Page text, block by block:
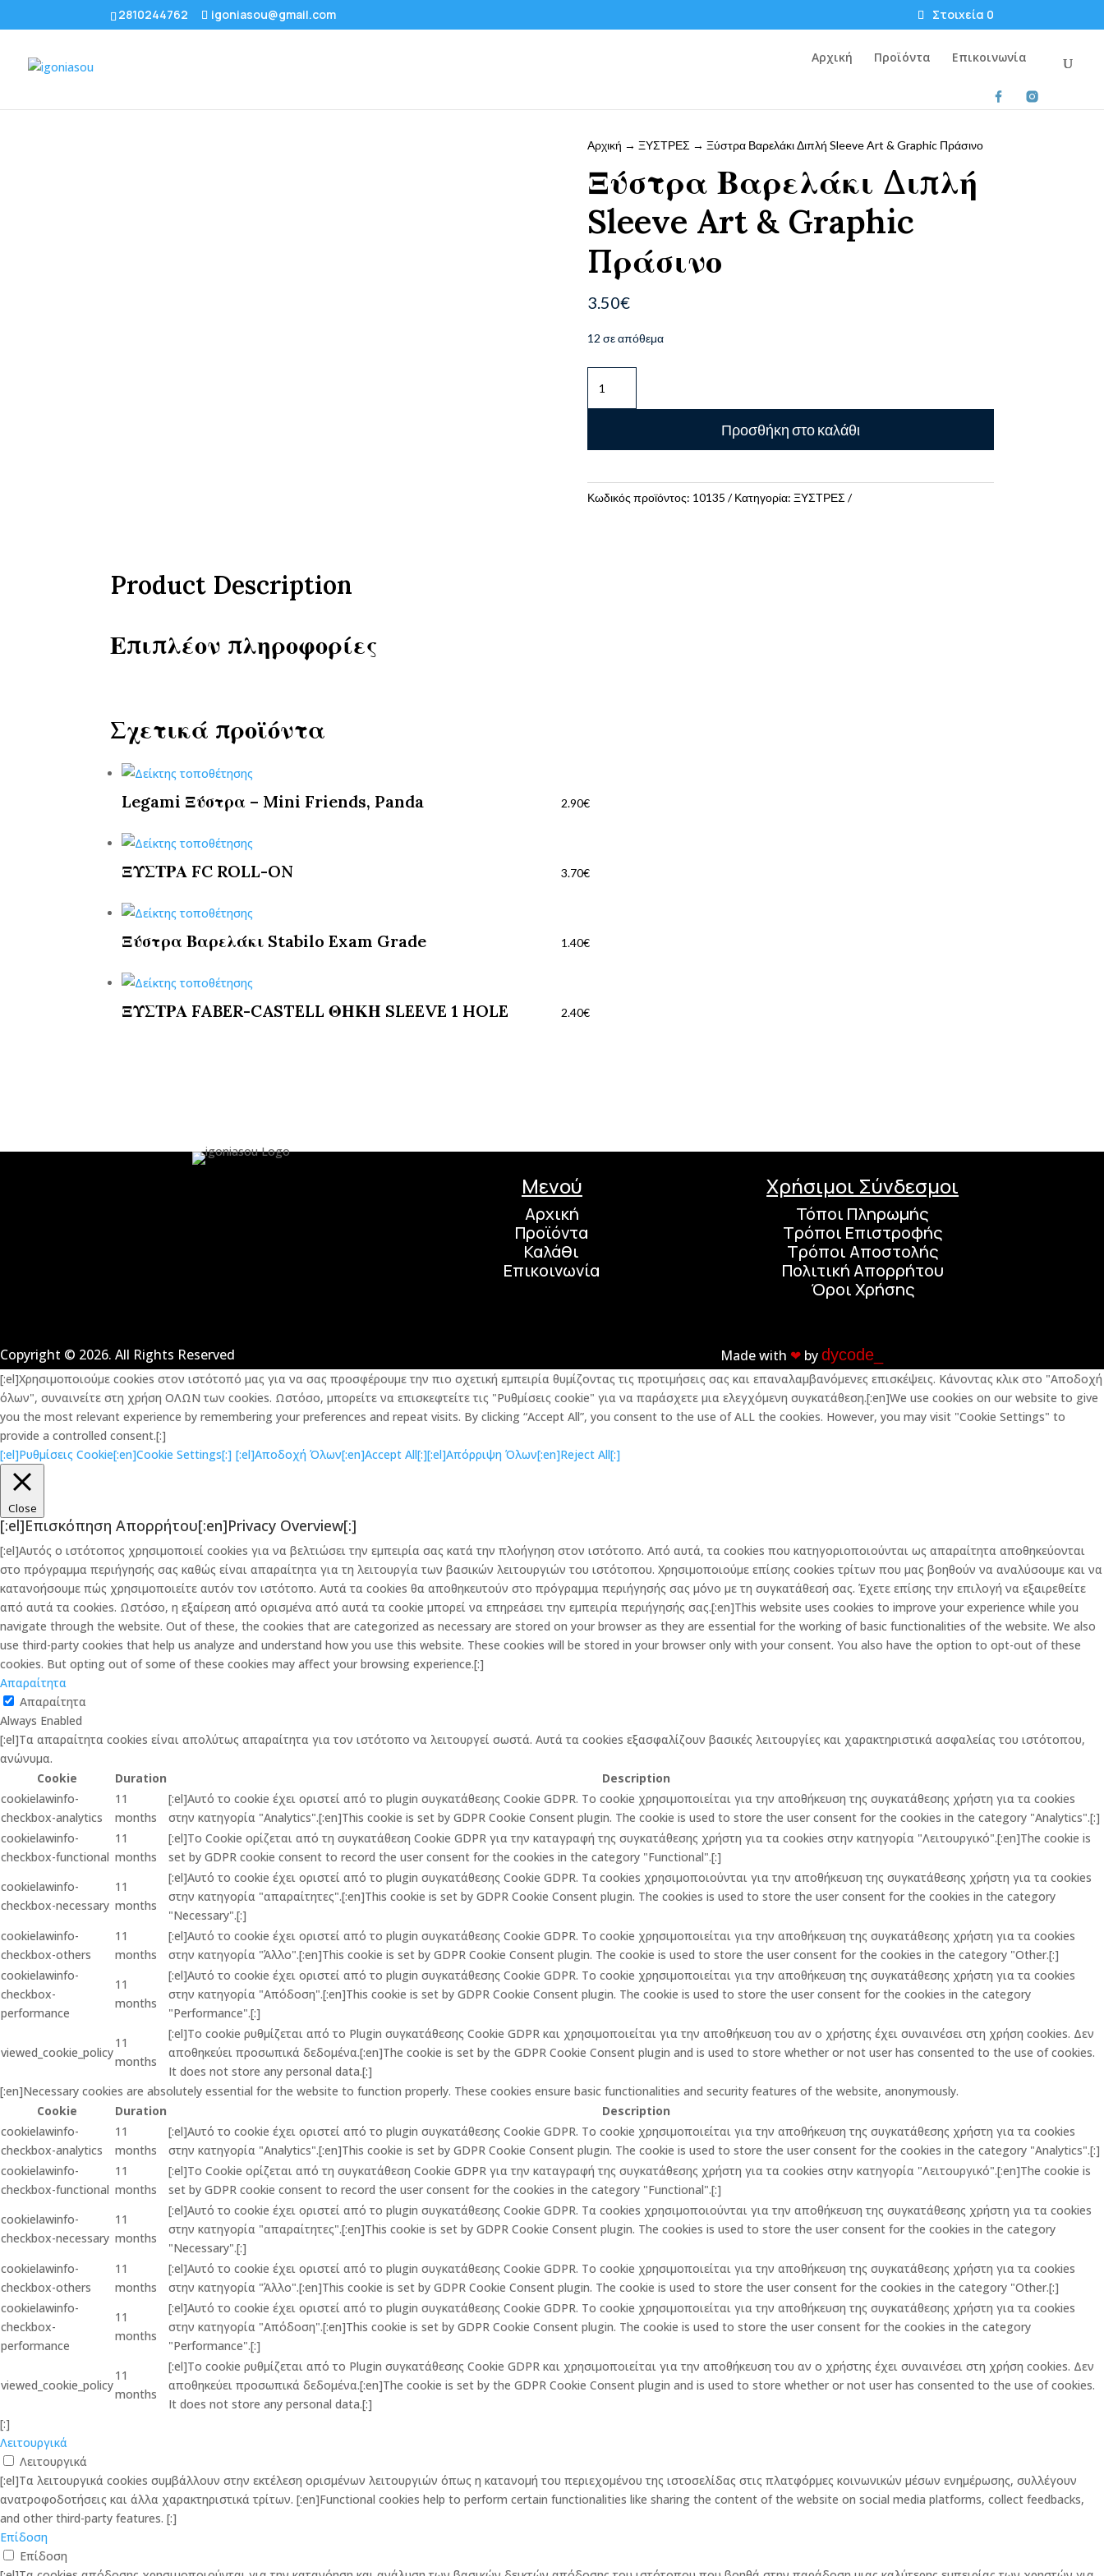
2810244762 igoniasou@gmail.com Στοιχεία 0
Αρχική Προϊόντα Επικοινωνία
Αρχική → ΞΥΣΤΡΕΣ → Ξύστρα Βαρελάκι Διπλή Sleeve Art & Graphic Πράσινο
Ξύστρα Βαρελάκι Διπλή
Sleeve Art & Graphic
Πράσινο
3.50€
12 σε απόθεμα
Βαρελάκι
Διπλή
Art
Graphic
Πράσινο
Προσθήκη στο καλάθι
Κωδικός προϊόντος: 10135 Κατηγορία: ΞΥΣΤΡΕΣ
Product Description
Επιπλέον πληροφορίες
Σχετικά προϊόντα
Legami Ξύστρα – Mini Friends, Panda 2.90€
ΞΥΣΤΡΑ FC ROLL-ON 3.70€
Ξύστρα Βαρελάκι Stabilo Exam Grade 1.40€
ΞΥΣΤΡΑ FABER-CASTELL ΘΗΚΗ SLEEVE 1 HOLE 2.40€
Μενού
Αρχική
Προϊόντα
Καλάθι
Επικοινωνία
Χρήσιμοι Σύνδεσμοι
Τόποι Πληρωμής
Τρόποι Επιστροφής
Τρόποι Αποστολής
Πολιτική Απορρήτου
Όροι Χρήσης
Copyright © 2026. All Rights Reserved Made with ❤︎ bydycode_
[:el]Χρησιμοποιούμε cookies στον ιστότοπό μας για να σας προσφέρουμε την πιο σχετική εμπειρία θυμίζοντας τις προτιμήσεις σας και επαναλαμβανόμενες επισκέψεις. Κάνοντας κλικ στο "Αποδοχή
όλων", συναινείτε στη χρήση ΟΛΩΝ των cookies. Ωστόσο, μπορείτε να επισκεφτείτε τις "Ρυθμίσεις cookie" για να παράσχετε μια ελεγχόμενη συγκατάθεση.[:en]We use cookies on our website to give
you the most relevant experience by remembering your preferences and repeat visits. By clicking “Accept All”, you consent to the use of ALL the cookies. However, you may visit "Cookie Settings" to
provide a controlled consent.[:]
[:el]Ρυθμίσεις Cookie[:en]Cookie Settings[:] [:el]Αποδοχή Όλων[:en]Accept All[:][:el]Απόρριψη Όλων[:en]Reject All[:]
Close
[:el]Επισκόπηση Απορρήτου[:en]Privacy Overview[:]
[:el]Αυτός ο ιστότοπος χρησιμοποιεί cookies για να βελτιώσει την εμπειρία σας κατά την πλοήγηση στον ιστότοπο. Από αυτά, τα cookies που κατηγοριοποιούνται ως απαραίτητα αποθηκεύονται
στο πρόγραμμα περιήγησής σας καθώς είναι απαραίτητα για τη λειτουργία των βασικών λειτουργιών του ιστότοπου. Χρησιμοποιούμε επίσης cookies τρίτων που μας βοηθούν να αναλύσουμε και να
κατανοήσουμε πώς χρησιμοποιείτε αυτόν τον ιστότοπο. Αυτά τα cookies θα αποθηκευτούν στο πρόγραμμα περιήγησής σας μόνο με τη συγκατάθεσή σας. Έχετε επίσης την επιλογή να εξαιρεθείτε
από αυτά τα cookies. Ωστόσο, η εξαίρεση από ορισμένα από αυτά τα cookie μπορεί να επηρεάσει την εμπειρία περιήγησής σας.[:en]This website uses cookies to improve your experience while you
navigate through the website. Out of these, the cookies that are categorized as necessary are stored on your browser as they are essential for the working of basic functionalities of the website. We also
use third-party cookies that help us analyze and understand how you use this website. These cookies will be stored in your browser only with your consent. You also have the option to opt-out of these
cookies. But opting out of some of these cookies may affect your browsing experience.[:]
Απαραίτητα
Απαραίτητα
Always Enabled
[:el]Τα απαραίτητα cookies είναι απολύτως απαραίτητα για τον ιστότοπο να λειτουργεί σωστά. Αυτά τα cookies εξασφαλίζουν βασικές λειτουργίες και χαρακτηριστικά ασφαλείας του ιστότοπου,
ανώνυμα.
Cookie
Duration
Description
cookielawinfo-
checkbox-analytics
11
months
[:el]Αυτό το cookie έχει οριστεί από το plugin συγκατάθεσης Cookie GDPR. Το cookie χρησιμοποιείται για την αποθήκευση της συγκατάθεσης χρήστη για τα cookies
στην κατηγορία "Analytics".[:en]This cookie is set by GDPR Cookie Consent plugin. The cookie is used to store the user consent for the cookies in the category "Analytics".[:]
cookielawinfo-
checkbox-functional
11
months
[:el]Το Cookie ορίζεται από τη συγκατάθεση Cookie GDPR για την καταγραφή της συγκατάθεσης χρήστη για τα cookies στην κατηγορία "Λειτουργικό".[:en]The cookie is
set by GDPR cookie consent to record the user consent for the cookies in the category "Functional".[:]
cookielawinfo-
checkbox-necessary
11
months
[:el]Αυτό το cookie έχει οριστεί από το plugin συγκατάθεσης Cookie GDPR. Τα cookies χρησιμοποιούνται για την αποθήκευση της συγκατάθεσης χρήστη για τα cookies
στην κατηγορία "απαραίτητες".[:en]This cookie is set by GDPR Cookie Consent plugin. The cookies is used to store the user consent for the cookies in the category
"Necessary".[:]
cookielawinfo-
checkbox-others
11
months
[:el]Αυτό το cookie έχει οριστεί από το plugin συγκατάθεσης Cookie GDPR. Το cookie χρησιμοποιείται για την αποθήκευση της συγκατάθεσης χρήστη για τα cookies
στην κατηγορία "Άλλο".[:en]This cookie is set by GDPR Cookie Consent plugin. The cookie is used to store the user consent for the cookies in the category "Other.[:]
cookielawinfo-
checkbox-
performance
11
months
[:el]Αυτό το cookie έχει οριστεί από το plugin συγκατάθεσης Cookie GDPR. Το cookie χρησιμοποιείται για την αποθήκευση της συγκατάθεσης χρήστη για τα cookies
στην κατηγορία "Απόδοση".[:en]This cookie is set by GDPR Cookie Consent plugin. The cookie is used to store the user consent for the cookies in the category
"Performance".[:]
viewed_cookie_policy
11
months
[:el]Το cookie ρυθμίζεται από το Plugin συγκατάθεσης Cookie GDPR και χρησιμοποιείται για την αποθήκευση του αν ο χρήστης έχει συναινέσει στη χρήση cookies. Δεν
αποθηκεύει προσωπικά δεδομένα.[:en]The cookie is set by the GDPR Cookie Consent plugin and is used to store whether or not user has consented to the use of cookies.
It does not store any personal data.[:]
[:en]Necessary cookies are absolutely essential for the website to function properly. These cookies ensure basic functionalities and security features of the website, anonymously.
Cookie
Duration
Description
cookielawinfo-
checkbox-analytics
11
months
[:el]Αυτό το cookie έχει οριστεί από το plugin συγκατάθεσης Cookie GDPR. Το cookie χρησιμοποιείται για την αποθήκευση της συγκατάθεσης χρήστη για τα cookies
στην κατηγορία "Analytics".[:en]This cookie is set by GDPR Cookie Consent plugin. The cookie is used to store the user consent for the cookies in the category "Analytics".[:]
cookielawinfo-
checkbox-functional
11
months
[:el]Το Cookie ορίζεται από τη συγκατάθεση Cookie GDPR για την καταγραφή της συγκατάθεσης χρήστη για τα cookies στην κατηγορία "Λειτουργικό".[:en]The cookie is
set by GDPR cookie consent to record the user consent for the cookies in the category "Functional".[:]
cookielawinfo-
checkbox-necessary
11
months
[:el]Αυτό το cookie έχει οριστεί από το plugin συγκατάθεσης Cookie GDPR. Τα cookies χρησιμοποιούνται για την αποθήκευση της συγκατάθεσης χρήστη για τα cookies
στην κατηγορία "απαραίτητες".[:en]This cookie is set by GDPR Cookie Consent plugin. The cookies is used to store the user consent for the cookies in the category
"Necessary".[:]
cookielawinfo-
checkbox-others
11
months
[:el]Αυτό το cookie έχει οριστεί από το plugin συγκατάθεσης Cookie GDPR. Το cookie χρησιμοποιείται για την αποθήκευση της συγκατάθεσης χρήστη για τα cookies
στην κατηγορία "Άλλο".[:en]This cookie is set by GDPR Cookie Consent plugin. The cookie is used to store the user consent for the cookies in the category "Other.[:]
cookielawinfo-
checkbox-
performance
11
months
[:el]Αυτό το cookie έχει οριστεί από το plugin συγκατάθεσης Cookie GDPR. Το cookie χρησιμοποιείται για την αποθήκευση της συγκατάθεσης χρήστη για τα cookies
στην κατηγορία "Απόδοση".[:en]This cookie is set by GDPR Cookie Consent plugin. The cookie is used to store the user consent for the cookies in the category
"Performance".[:]
viewed_cookie_policy
11
months
[:el]Το cookie ρυθμίζεται από το Plugin συγκατάθεσης Cookie GDPR και χρησιμοποιείται για την αποθήκευση του αν ο χρήστης έχει συναινέσει στη χρήση cookies. Δεν
αποθηκεύει προσωπικά δεδομένα.[:en]The cookie is set by the GDPR Cookie Consent plugin and is used to store whether or not user has consented to the use of cookies.
It does not store any personal data.[:]
[:]
Λειτουργικά
Λειτουργικά
[:el]Τα λειτουργικά cookies συμβάλλουν στην εκτέλεση ορισμένων λειτουργιών όπως η κατανομή του περιεχομένου της ιστοσελίδας στις πλατφόρμες κοινωνικών μέσων ενημέρωσης, συλλέγουν
ανατροφοδοτήσεις και άλλα χαρακτηριστικά τρίτων. [:en]Functional cookies help to perform certain functionalities like sharing the content of the website on social media platforms, collect feedbacks,
and other third-party features. [:]
Επίδοση
Επίδοση